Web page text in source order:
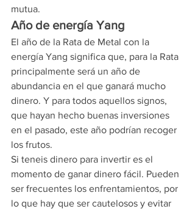
mutua.
Año de energía Yang
El año de la Rata de Metal con la
energía Yang significa que, para la Rata
principalmente será un año de
abundancia en el que ganará mucho
dinero. Y para todos aquellos signos,
que hayan hecho buenas inversiones
en el pasado, este año podrían recoger
los frutos.
Si teneis dinero para invertir es el
momento de ganar dinero fácil. Pueden
ser frecuentes los enfrentamientos, por
lo que hay que ser cautelosos y evitar